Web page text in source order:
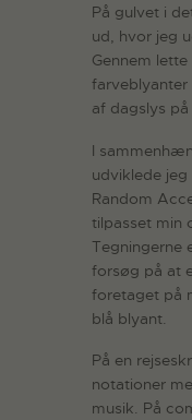
På gulvet i
ud, hvor jeg
Gennem
farveblyanter
af dagslys på
I
udviklede
Random
tilpasset min
Tegningerne
forsøg på at
foretaget på
blå blyant.
På en
notationer
musik. På